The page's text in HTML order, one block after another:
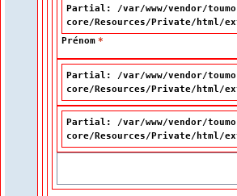
Partial: /var/www/vendor/
core/Resources/Private/html/
Prénom*
Partial: /var/www/vendor/
core/Resources/Private/html/
Partial: /var/www/vendor/
core/Resources/Private/html/